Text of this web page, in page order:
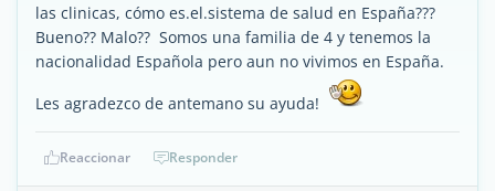
las clinicas, cómo es.el.sistema de salud en España???
Bueno?? Malo?? Somos una familia de 4 y tenemos la
nacionalidad Española pero aun no vivimos en España.
Les agradezco de antemano su ayuda!
Reaccionar Responder